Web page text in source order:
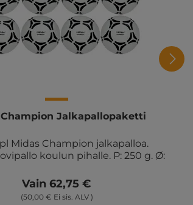
Jalkapallopaketti
Midas Champion jalkapalloa.
koulun pihalle. P: 250 g. Ø:
Vain 62,75 €
(50,00 € Ei sis. ALV )